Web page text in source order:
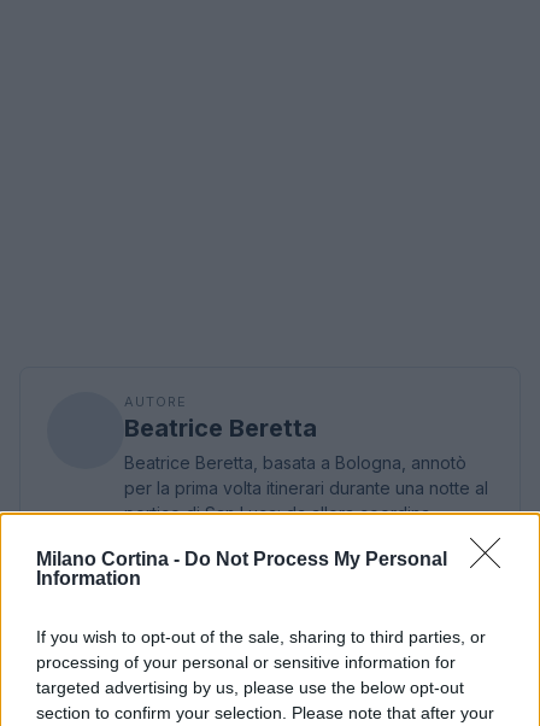
Milano Cortina - Do Not Process My Personal
Information
If you wish to opt-out of the sale, sharing to third parties, or
processing of your personal or sensitive information for
targeted advertising by us, please use the below opt-out
section to confirm your selection. Please note that after your
AUTORE
Beatrice Beretta
Beatrice Beretta, basata a Bologna, annotò
per la prima volta itinerari durante una notte al
portico di San Luca: da allora coordina
promuove reportage su mobilità sostenibile e
porta con sé una mappa tascabile dei vicoli